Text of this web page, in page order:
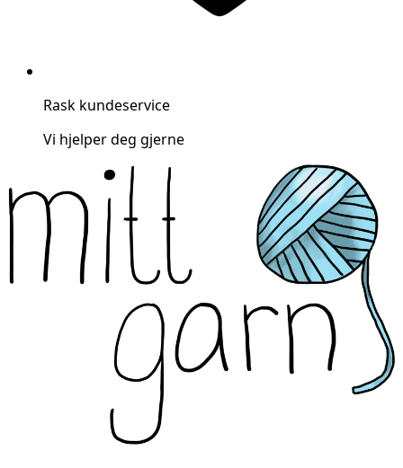
Rask kundeservice
Vi hjelper deg gjerne